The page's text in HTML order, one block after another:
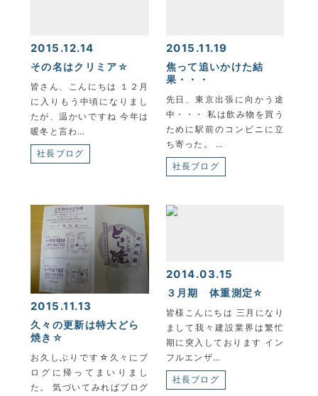
2015.12.14
その名はクリミア☆
皆さん、こんにちは １２月
に入りもう中頃になりまし
たが、温かいですね 今年は
暖冬と言わ…
社長ブログ
2015.11.19
焦って追いかけた結
果・・・
先日、東京出張に向かう途
中・・・ 私は飲み物を買う
ために駅前のコンビニに立
ち寄った。 …
社長ブログ
2015.11.13
久々の更新は特大どら
焼き☆
お久しぶりです☆久々にブ
ログに帰ってまいりまし
た。 気づいてみればブログ
2014.03.15
３月期 体重測定☆
皆様こんにちは 三月になり
まして我々建設業界は繁忙
期に突入しております イン
フルエンザ…
社長ブログ